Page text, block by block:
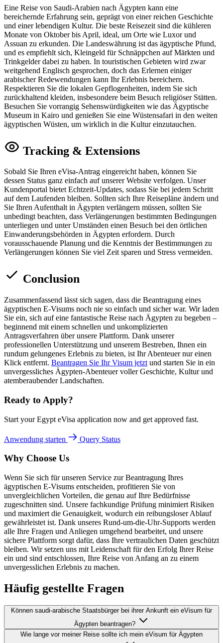
Eine Reise von Saudi-Arabien nach Ägypten kann eine
bereichernde Erfahrung sein, geprägt von einer reichen Geschichte
und einer lebendigen Kultur. Die beste Reisezeit sind die kühleren
Monate von Oktober bis April, ideal, um Orte wie Luxor und
Assuan zu erkunden. Die Landeswährung ist das ägyptische Pfund,
und es empfiehlt sich, Kleingeld für Schnäppchen auf Märkten und
Trinkgelder dabei zu haben. In touristischen Gebieten wird zwar
weitgehend Englisch gesprochen, doch das Erlernen einiger
arabischer Redewendungen kann Ihr Erlebnis bereichern.
Respektieren Sie die lokalen Gepflogenheiten, indem Sie sich
zurückhaltend kleiden, insbesondere beim Besuch religiöser Stätten.
Besuchen Sie vorrangig Sehenswürdigkeiten wie das Ägyptische
Museum in Kairo und genießen Sie eine Wüstensafari in den weiten
ägyptischen Wüsten, um wirklich in die Kultur einzutauchen.
Tracking & Extensions
Sobald Sie Ihren eVisa-Antrag eingereicht haben, können Sie
dessen Status ganz einfach auf unserer Website verfolgen. Unser
Kundenportal bietet Echtzeit-Updates, sodass Sie bei jedem Schritt
auf dem Laufenden bleiben. Sollten sich Ihre Reisepläne ändern und
Sie Ihren Aufenthalt in Ägypten verlängern müssen, sollten Sie
unbedingt beachten, dass Verlängerungen bestimmten Bedingungen
unterliegen und unter Umständen einen Besuch bei den örtlichen
Einwanderungsbehörden in Ägypten erfordern. Durch
vorausschauende Planung und die Kenntnis der Bestimmungen zu
Verlängerungen können Sie viel Zeit sparen und Stress vermeiden.
Conclusion
Zusammenfassend lässt sich sagen, dass die Beantragung eines
ägyptischen E-Visums noch nie so einfach und sicher war. Wir laden
Sie ein, sich auf eine fantastische Reise nach Ägypten zu begeben –
beginnend mit einem schnellen und unkomplizierten
Antragsverfahren über unsere Plattform. Dank unserer
professionellen Unterstützung und unserem Bestreben, Ihnen ein
rundum gelungenes Erlebnis zu bieten, ist Ihr Abenteuer nur einen
Klick entfernt. Beantragen Sie Ihr Visum jetzt und starten Sie in ein
unvergessliches Ägypten-Abenteuer voller Geschichte, Kultur und
atemberaubender Landschaften.
Ready to Apply?
Start your Egypt eVisa application now and get approved fast.
Anwendung starten Query Status
Why Choose Us
Wenn Sie sich für unseren Service zur Beantragung Ihres
ägyptischen E-Visums entscheiden, profitieren Sie von
unvergleichlichen Vorteilen, die genau auf Ihre Bedürfnisse
zugeschnitten sind. Unsere fachkundige Prüfung minimiert Risiken
und maximiert die Genauigkeit, wodurch ein reibungsloser Ablauf
gewährleistet ist. Dank unseres Rund-um-die-Uhr-Supports werden
alle Ihre Fragen und Anliegen umgehend bearbeitet, und unsere
sichere Plattform sorgt dafür, dass Ihre vertraulichen Daten geschützt
bleiben. Wir setzen uns mit Leidenschaft für den Erfolg Ihrer Reise
ein und sind entschlossen, Ihre Reise von Anfang an zu einem
unvergesslichen Erlebnis zu machen.
Häufig gestellte Fragen
Können saudi-arabische Staatsbürger bei ihrer Ankunft ein eVisum für
Ägypten beantragen?
Wie lange vor meiner Reise sollte ich mein eVisum für Ägypten